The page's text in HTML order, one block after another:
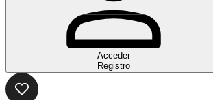
Acceder
Registro